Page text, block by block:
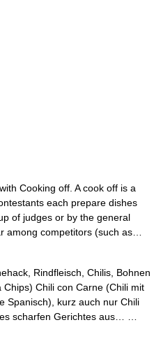
Cooking off. A cook off is a
each prepare dishes
of judges or by the general
among competitors (such as…
Rindfleisch, Chilis, Bohnen
Chili con Carne (Chili mit
Spanisch), kurz auch nur Chili
scharfen Gerichtes aus… …